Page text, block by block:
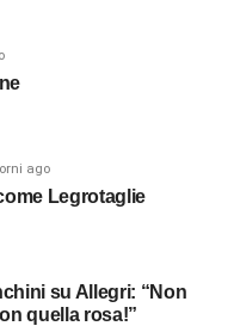
ago
Legrotaglie
su Allegri: “Non
quella rosa!”